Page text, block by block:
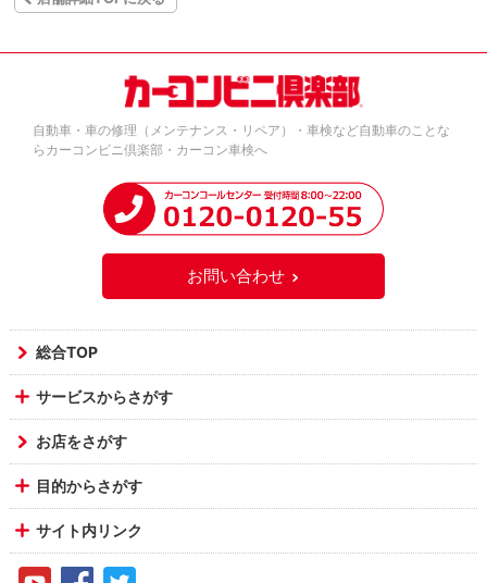
自動車・車の修理（メンテナンス・リペア）・車検など自動車のことな
らカーコンビニ倶楽部・カーコン車検へ
お問い合わせ
総合TOP
サービスからさがす
お店をさがす
目的からさがす
サイト内リンク